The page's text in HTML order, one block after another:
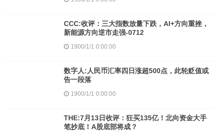
CCC:收评：三大指数放量下跌，AI+方向重挫，
新能源方向逆市走强-0712
1900/1/1 0:00:00
数字人:人民币汇率四日涨超500点，此轮贬值或
告一段落
1900/1/1 0:00:00
THE:7月13日收评：狂买135亿！北向资金大手
笔抄底！A股底部将成？